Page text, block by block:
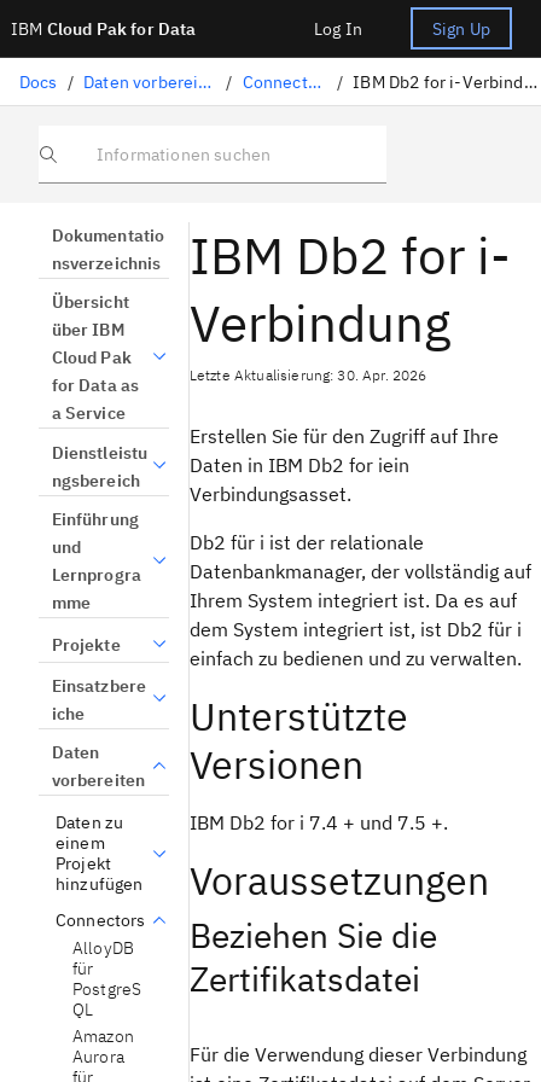
IBM Cloud Pak for Data Log In Sign Up
Docs / Daten vorbereiten / Connectors / IBM Db2 for i-Verbindung
Informationen suchen
Dokumentatio
nsverzeichnis
Übersicht
über IBM
Cloud Pak
for Data as
a Service
Dienstleistu
ngsbereich
Einführung
und
Lernprogra
mme
Projekte
Einsatzbere
iche
Daten
vorbereiten
Daten zu
einem
Projekt
hinzufügen
Connectors
AlloyDB
für
PostgreS
QL
Amazon
Aurora
für
IBM Db2 for i-
Verbindung
Letzte Aktualisierung: 30. Apr. 2026
Erstellen Sie für den Zugriff auf Ihre
Daten in IBM Db2 for iein
Verbindungsasset.
Db2 für i ist der relationale
Datenbankmanager, der vollständig auf
Ihrem System integriert ist. Da es auf
dem System integriert ist, ist Db2 für i
einfach zu bedienen und zu verwalten.
Unterstützte
Versionen
IBM Db2 for i 7.4 + und 7.5 +.
Voraussetzungen
Beziehen Sie die
Zertifikatsdatei
Für die Verwendung dieser Verbindung